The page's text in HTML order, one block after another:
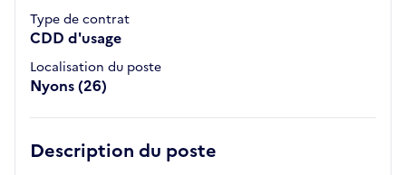
Type de contrat
CDD d'usage
Localisation du poste
Nyons (26)
Description du poste